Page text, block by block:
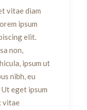
vitae diam
ipsum
elit.
non,
ipsum ut
nibh, eu
eget ipsum
vitae